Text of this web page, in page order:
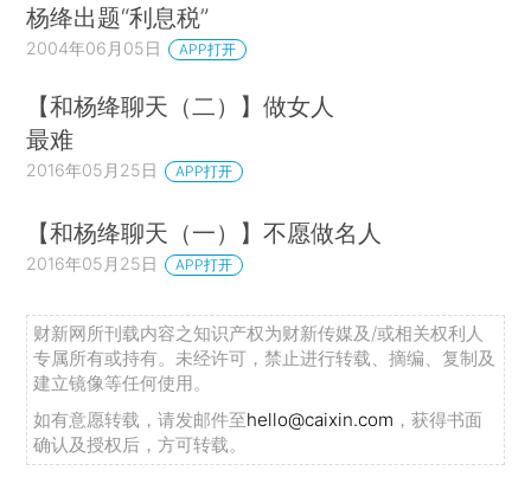
杨绛出题“利息税”
2004年06月05日 APP打开
【和杨绛聊天（二）】做女人
最难
2016年05月25日 APP打开
【和杨绛聊天（一）】不愿做名人
2016年05月25日 APP打开
财新网所刊载内容之知识产权为财新传媒及/或相关权利人
专属所有或持有。未经许可，禁止进行转载、摘编、复制及
建立镜像等任何使用。
如有意愿转载，请发邮件至hello@caixin.com ，获得书面
确认及授权后，方可转载。